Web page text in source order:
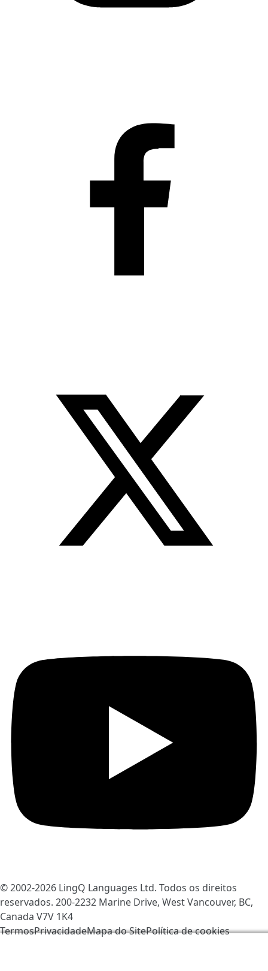
© 2002-2026 LingQ Languages Ltd. Todos os direitos
reservados. 200-2232 Marine Drive, West Vancouver, BC,
Canada V7V 1K4
TermosPrivacidadeMapa do SitePolítica de cookies